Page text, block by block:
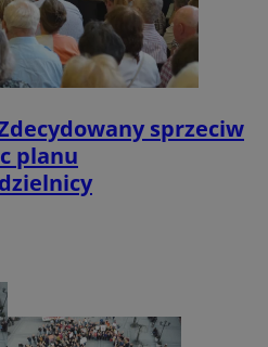
sprzeciw
planu